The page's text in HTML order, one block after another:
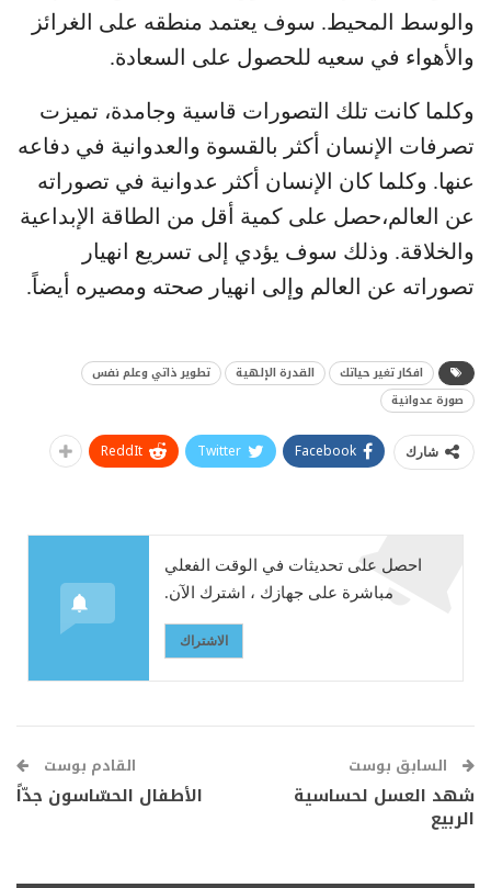
والوسط المحيط. سوف يعتمد منطقه على الغرائز
والأهواء في سعيه للحصول على السعادة.
وكلما كانت تلك التصورات قاسية وجامدة، تميزت
تصرفات الإنسان أكثر بالقسوة والعدوانية في دفاعه
عنها. وكلما كان الإنسان أكثر عدوانية في تصوراته
عن العالم،حصل على كمية أقل من الطاقة الإبداعية
والخلاقة. وذلك سوف يؤدي إلى تسريع انهيار
تصوراته عن العالم وإلى انهيار صحته ومصيره أيضاً.
افكار تغير حياتك القدرة الإلهية
تطوير ذاتي وعلم نفس
صورة عدوانية
شارك Facebook
Twitter
ReddIt
احصل على تحديثات في الوقت الفعلي
مباشرة على جهازك ، اشترك الآن.
الاشتراك
السابق بوست
شهد العسل لحساسية
الربيع
القادم بوست
الأطفال الحسّاسون جدّاً